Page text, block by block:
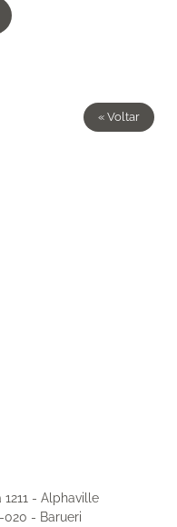
« Voltar
- Alphaville
- Barueri